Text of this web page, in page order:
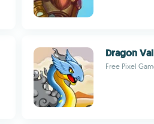
Dragon
Free Pixel